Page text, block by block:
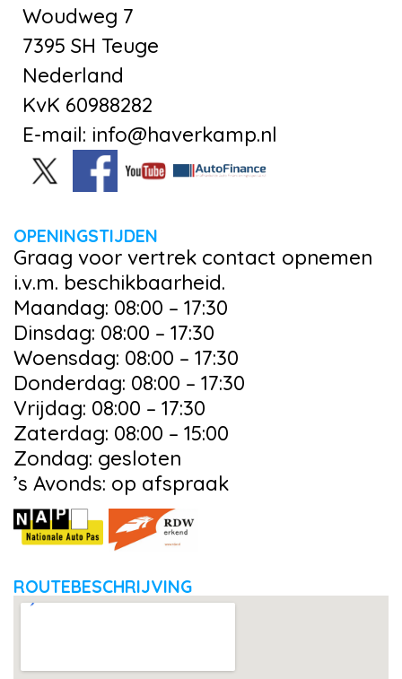
Woudweg 7
7395 SH Teuge
Nederland
KvK 60988282
E-mail: info@haverkamp.nl
OPENINGSTIJDEN
Graag voor vertrek contact opnemen
i.v.m. beschikbaarheid.
Maandag: 08:00 – 17:30
Dinsdag: 08:00 – 17:30
Woensdag: 08:00 – 17:30
Donderdag: 08:00 – 17:30
Vrijdag: 08:00 – 17:30
Zaterdag: 08:00 – 15:00
Zondag: gesloten
’s Avonds: op afspraak
ROUTEBESCHRIJVING